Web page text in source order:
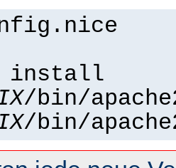
install
/bin/
/bin/